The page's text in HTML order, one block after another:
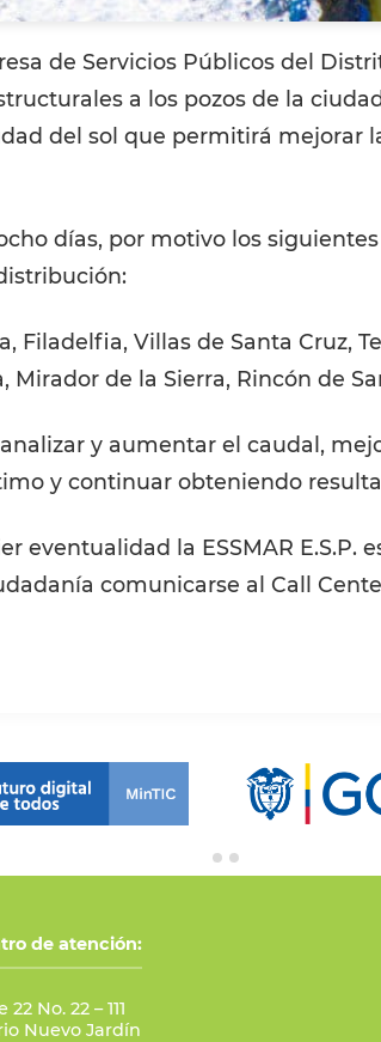
de Servicios Públicos del
a los pozos de la
del sol que permitirá mejorar
días, por motivo los
Filadelfia, Villas de Santa Cruz,
de la Sierra, Rincón de
y aumentar el caudal,
y continuar obteniendo
eventualidad la ESSMAR E.S.P.
comunicarse al Call
de atención:
22 No. 22 – 111
Nuevo Jardín